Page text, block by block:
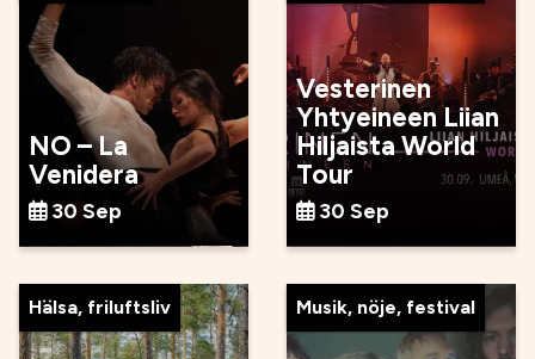
NO – La
Venidera
30 Sep
Vesterinen
Yhtyeineen Liian
Hiljaista World
Tour
30 Sep
Hälsa, friluftsliv Musik, nöje, festival